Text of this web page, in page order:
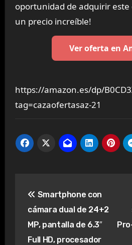
oportunidad de adquirir
un precio increíble!
Ver oferta en
https://amazon.es/dp/
tag=cazaofertasaz-21
de
entradas
Smartphone con
cámara dual de 24+2
MP, pantalla de 6.3″
Full HD, procesador